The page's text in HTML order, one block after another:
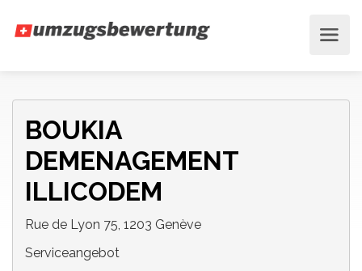
BOUKIA
DEMENAGEMENT
ILLICODEM
Rue de Lyon 75, 1203 Genève
Serviceangebot